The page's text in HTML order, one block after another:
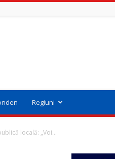
Regiuni
locală: „Voi...